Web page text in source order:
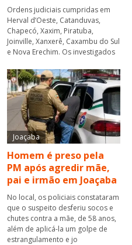
Ordens judiciais cumpridas em
Herval d’Oeste, Catanduvas,
Chapecó, Xaxim, Piratuba,
Joinville, Xanxerê, Caxambu do Sul
e Nova Erechim. Os investigados
Joaçaba
Homem é preso pela
PM após agredir mãe,
pai e irmão em Joaçaba
No local, os policiais constataram
que o suspeito desferiu socos e
chutes contra a mãe, de 58 anos,
além de aplicá-la um golpe de
estrangulamento e jo